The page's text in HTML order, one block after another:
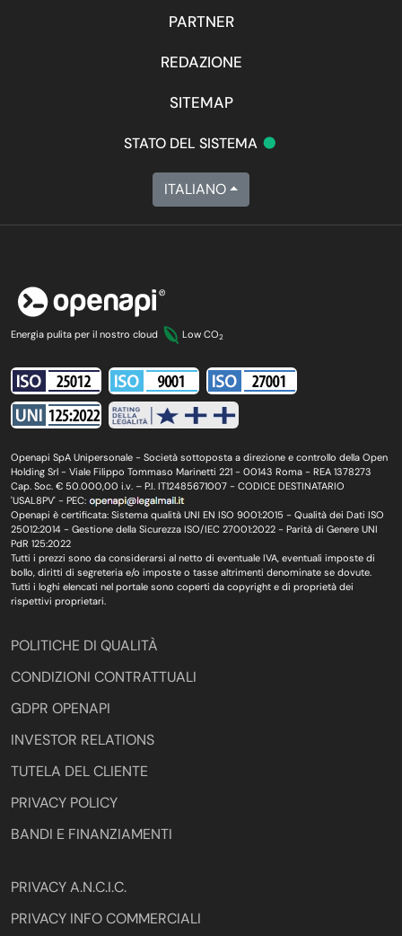
PARTNER
REDAZIONE
SITEMAP
STATO DEL SISTEMA •
ITALIANO
Energia pulita per il nostro cloud Low CO2
Openapi SpA Unipersonale - Società sottoposta a direzione e controllo della Open
Holding Srl - Viale Filippo Tommaso Marinetti 221 - 00143 Roma - REA 1378273
Cap. Soc. € 50.000,00 i.v. – P.I. IT12485671007 - CODICE DESTINATARIO
'USAL8PV' - PEC:
Openapi è certificata: Sistema qualità UNI EN ISO 9001:2015 - Qualità dei Dati ISO
25012:2014 - Gestione della Sicurezza ISO/IEC 27001:2022 - Parità di Genere UNI
PdR 125:2022
Tutti i prezzi sono da considerarsi al netto di eventuale IVA, eventuali imposte di
bollo, diritti di segreteria e/o imposte o tasse altrimenti denominate se dovute.
Tutti i loghi elencati nel portale sono coperti da copyright e di proprietà dei
rispettivi proprietari.
POLITICHE DI QUALITÀ
CONDIZIONI CONTRATTUALI
GDPR OPENAPI
INVESTOR RELATIONS
TUTELA DEL CLIENTE
PRIVACY POLICY
BANDI E FINANZIAMENTI
PRIVACY A.N.C.I.C.
PRIVACY INFO COMMERCIALI